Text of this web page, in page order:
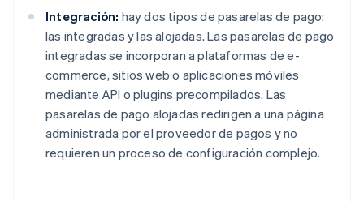
Integración: hay dos tipos de pasarelas de pago:
las integradas y las alojadas. Las pasarelas de pago
integradas se incorporan a plataformas de e-
commerce, sitios web o aplicaciones móviles
mediante API o plugins precompilados. Las
pasarelas de pago alojadas redirigen a una página
administrada por el proveedor de pagos y no
requieren un proceso de configuración complejo.